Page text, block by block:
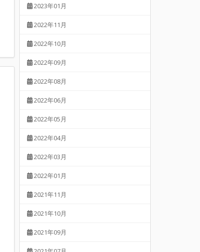
2023年01月
2022年11月
2022年10月
2022年09月
2022年08月
2022年06月
2022年05月
2022年04月
2022年03月
2022年01月
2021年11月
2021年10月
2021年09月